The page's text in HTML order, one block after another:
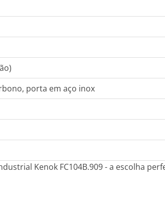
porta em aço inox
Kenok FC104B.909 - a escolha